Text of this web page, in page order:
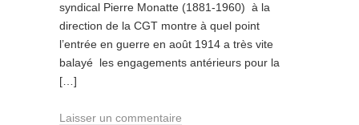
syndical Pierre Monatte (1881-1960) à la
direction de la CGT montre à quel point
l’entrée en guerre en août 1914 a très vite
balayé les engagements antérieurs pour la
[…]
Laisser un commentaire